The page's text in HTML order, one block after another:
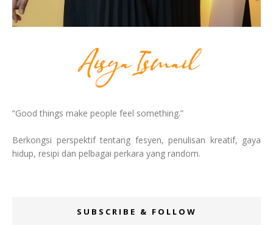
“Good things make people feel something.”
Berkongsi perspektif tentang fesyen, penulisan kreatif, gaya
hidup, resipi dan pelbagai perkara yang random.
SUBSCRIBE & FOLLOW